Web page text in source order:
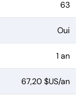
63
Oui
1 an
67,20 $US/an